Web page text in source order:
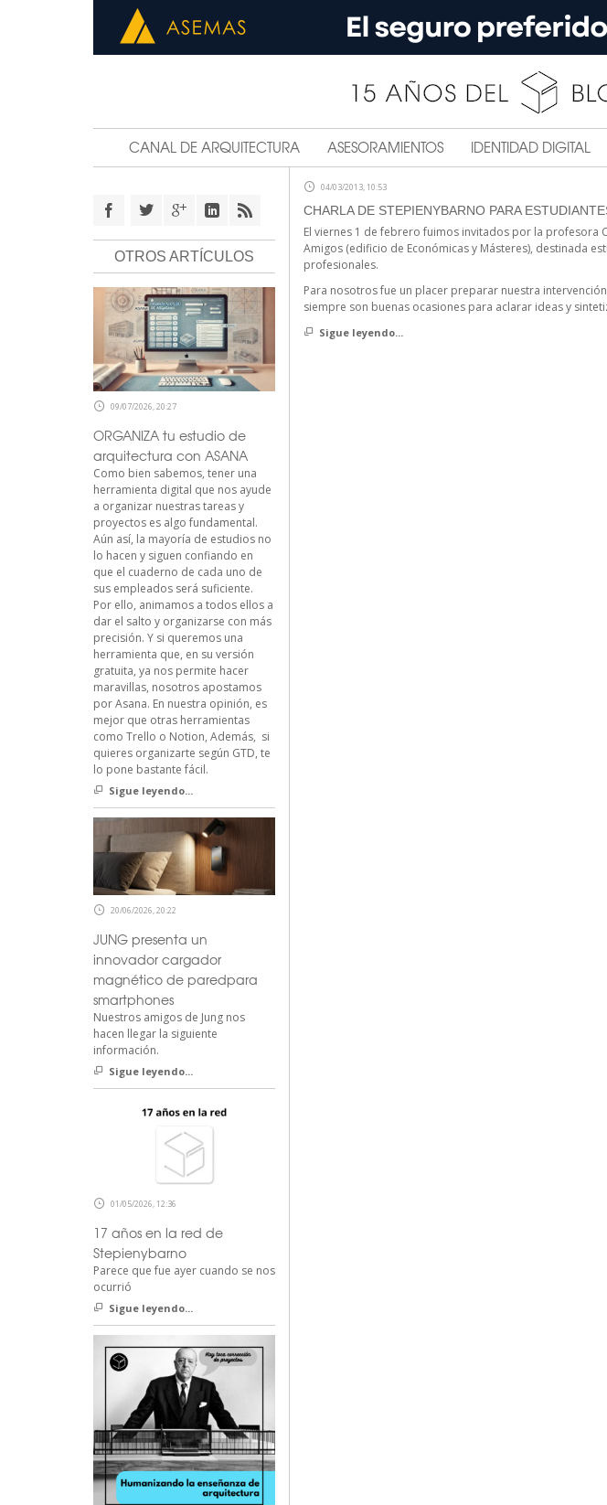
CANAL DE ARQUITECTURA ASESORAMIENTOS IDENTIDAD DIGITAL
04/03/2013, 10:53
CHARLA DE STEPIENYBARNO PARA
El viernes 1 de febrero fuimos invitados por la profesora
Amigos (edificio de Económicas y Másteres), destinada
profesionales.
Para nosotros fue un placer preparar nuestra
siempre son buenas ocasiones para aclarar ideas y
Sigue leyendo...
OTROS ARTÍCULOS
09/07/2026, 20:27
ORGANIZA tu estudio de
arquitectura con ASANA
Como bien sabemos, tener una
herramienta digital que nos ayude
a organizar nuestras tareas y
proyectos es algo fundamental.
Aún así, la mayoría de estudios no
lo hacen y siguen confiando en
que el cuaderno de cada uno de
sus empleados será suficiente.
Por ello, animamos a todos ellos a
dar el salto y organizarse con más
precisión. Y si queremos una
herramienta que, en su versión
gratuita, ya nos permite hacer
maravillas, nosotros apostamos
por Asana. En nuestra opinión, es
mejor que otras herramientas
como Trello o Notion, Además, si
quieres organizarte según GTD, te
lo pone bastante fácil.
Sigue leyendo...
20/06/2026, 20:22
JUNG presenta un
innovador cargador
magnético de paredpara
smartphones
Nuestros amigos de Jung nos
hacen llegar la siguiente
información.
Sigue leyendo...
01/05/2026, 12:36
17 años en la red de
Stepienybarno
Parece que fue ayer cuando se nos
ocurrió
Sigue leyendo...